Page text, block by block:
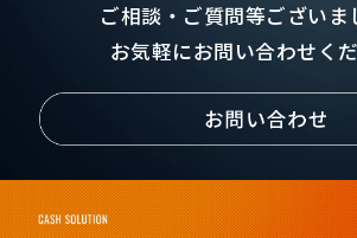
ご相談・ご質問等ございま
お気軽にお問い合わせくだ